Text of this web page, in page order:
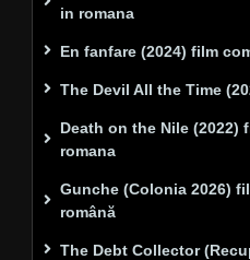
in romana
En fanfare (2024) film
The Devil All the Time
Death on the Nile (2022)
romana
Gunche (Colonia 2026)
română
The Debt Collector